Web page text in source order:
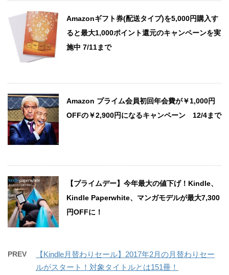
Amazonギフト券(配送タイプ)を5,000円購入す
ると最大1,000ポイント還元のキャンペーンを実
施中 7/11まで
Amazon プライム会員初回年会費が￥1,000円
OFFの￥2,900円になるキャンペーン 12/4まで
【プライムデー】今年最大の値下げ！Kindle、
Kindle Paperwhite、マンガモデルが最大7,300
円OFFに！
PREV
【Kindle月替わりセール】2017年2月の月替わりセー
ルがスタート！対象タイトルとは151冊！